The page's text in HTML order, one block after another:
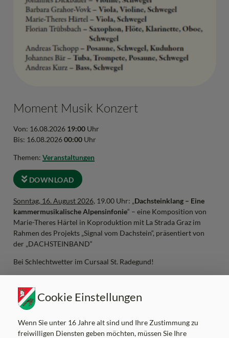
Moment Musik Konzert
Von: 16.08.2026 19:00Uhr
Bis: 16.08.202600:00Uhr
Themen: Veranstaltungen
DOWNLOAD
Sonntag, 16. August 2026, 19.00 Uhr: „Dachsteinklang – Eine
kammermusikalische Alpensinfonie“ – eine Komposition von
Marie-Theres Härtel in Koproduktion mit La Strada Graz im
Rahmen des Projekts „Signal vom Dachstein“, präsentiert von
der „DACHSTEINBAND“
Bei Schlechtwetter im Cursaal St. Radegund!
unsere Website
Folder
Cookie Einstellungen
Wenn Sie unter 16 Jahre alt sind und Ihre Zustimmung zu
freiwilligen Diensten geben möchten, müssen Sie Ihre